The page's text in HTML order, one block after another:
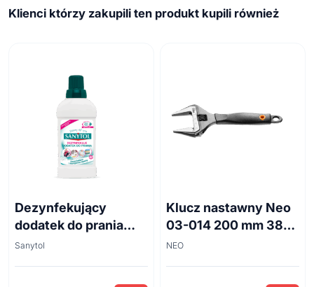
Klienci którzy zakupili ten produkt kupili również
Dezynfekujący
dodatek do prania
białe kwiaty 500ml
Sanytol
Klucz nastawny Neo
03-014 200 mm 38
mm
NEO